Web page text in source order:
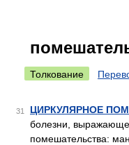
Толкование
31 ЦИРКУЛЯРНОЕ
болезни,
помешательства: